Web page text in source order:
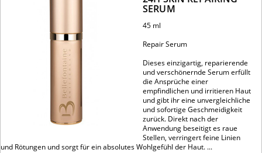
SERUM
45 ml
Repair Serum
Dieses einzigartig, reparierende
und verschönernde Serum erfüllt
die Ansprüche einer
empfindlichen und irritieren Haut
und gibt ihr eine unvergleichliche
und sofortige Geschmeidigkeit
zurück. Direkt nach der
Anwendung beseitigt es raue
Stellen, verringert feine Linien
und Rötungen und sorgt für ein absolutes Wohlgefühl der Haut. ...